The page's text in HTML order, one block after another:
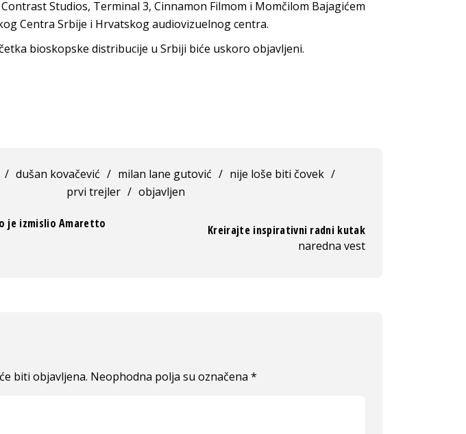
Studios, Terminal 3, Cinnamon Filmom i Momčilom Bajagićem
Centra Srbije i Hrvatskog audiovizuelnog centra.
bioskopske distribucije u Srbiji biće uskoro objavljeni.
/ dušan kovačević / milan lane gutović / nije loše biti čovek /
prvi trejler / objavljen
je izmislio Amaretto
Kreirajte inspirativni radni kutak
naredna vest
biti objavljena. Neophodna polja su označena *